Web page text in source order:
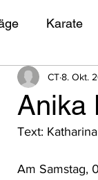
Karate
Ehrung
Anika
CT8. Okt.
Text:
Am Samstag,